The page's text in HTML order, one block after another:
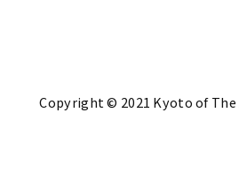
Copyright © 2021 Kyoto of